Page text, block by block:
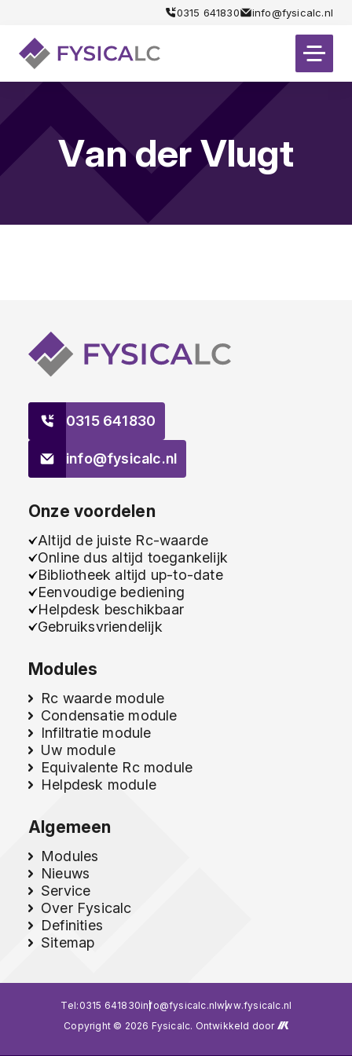
0315 641830 info@fysicalc.nl
Van der Vlugt
0315 641830
info@fysicalc.nl
Onze voordelen
Altijd de juiste Rc-waarde
Online dus altijd toegankelijk
Bibliotheek altijd up-to-date
Eenvoudige bediening
Helpdesk beschikbaar
Gebruiksvriendelijk
Modules
Rc waarde module
Condensatie module
Infiltratie module
Uw module
Equivalente Rc module
Helpdesk module
Algemeen
Modules
Nieuws
Service
Over Fysicalc
Definities
Sitemap
Tel: 0315 641830info@fysicalc.nlwww.fysicalc.nl
Copyright © 2026 Fysicalc. Ontwikkeld door